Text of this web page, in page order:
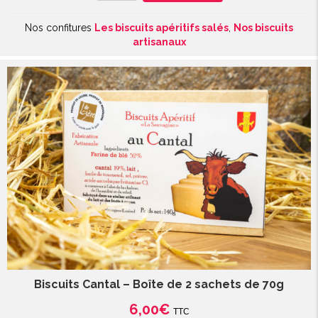
Bleu
sachet
de
70g
Nos confitures Les biscuits apéritifs salés Nos biscuits
artisanaux
Biscuits Cantal – Boîte de 2 sachets de 70g
6,00€ TTC